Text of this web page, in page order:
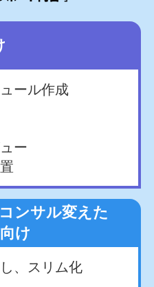
ール作成
ー
ンサル変えた
け
、スリム化